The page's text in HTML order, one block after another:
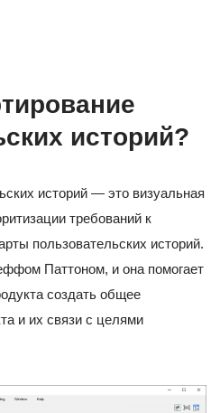
историй?
историй — это визуальная
требований к
пользовательских историй.
Паттоном, и она помогает
создать общее
и их связи с целями